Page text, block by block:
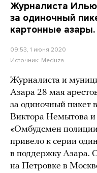
Журналиста Илью
за одиночный
картонные
09:53, 1 июня 2020
Источник: Meduza
Журналиста и
Азара 28 мая
за одиночный пикет
Виктора Немытова и
«Омбудсмен
привело к серии
в поддержку
на Петровке в